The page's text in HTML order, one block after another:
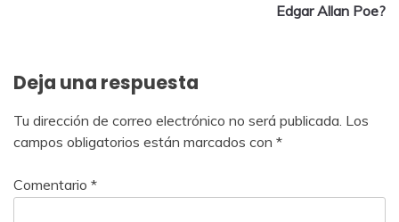
Edgar Allan Poe?
Deja una respuesta
Tu dirección de correo electrónico no será publicada. Los
campos obligatorios están marcados con *
Comentario *